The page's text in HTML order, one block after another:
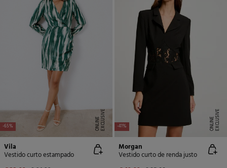
-65% E
X
C
L
U
SI
V
E
O
N
LI
N
E
Vila
Vestido curto estampado
-41% E
X
C
L
U
SI
V
E
O
N
LI
N
E
Morgan
Vestido curto de renda justo